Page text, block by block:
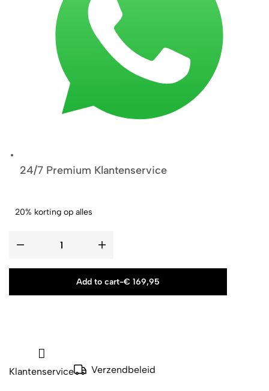
24/7 Premium Klantenservice
20% korting op alles
Add to cart-€ 169,95
Klantenservice Verzendbeleid